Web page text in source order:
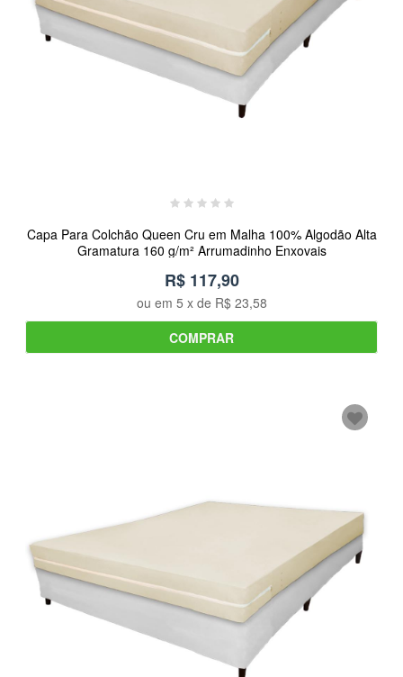
Capa Para Colchão Queen Cru em Malha 100% Algodão Alta
Gramatura 160 g/m² Arrumadinho Enxovais
R$ 117,90
ou em 5 x de R$ 23,58
COMPRAR